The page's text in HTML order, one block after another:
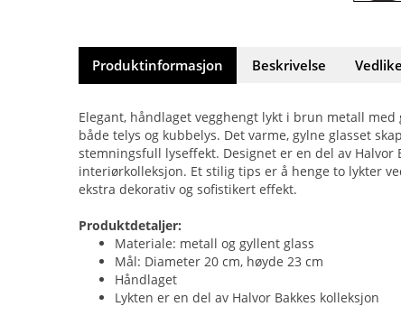
Produktinformasjon Beskrivelse
Elegant, håndlaget vegghengt lykt i brun metall
både telys og kubbelys. Det varme, gylne glasset
stemningsfull lyseffekt. Designet er en del av Halvor
interiørkolleksjon. Et stilig tips er å henge to lykter
ekstra dekorativ og sofistikert effekt.
Produktdetaljer:
Materiale: metall og gyllent glass
Mål: Diameter 20 cm, høyde 23 cm
Håndlaget
Lykten er en del av Halvor Bakkes kolleksjon